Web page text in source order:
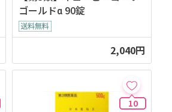
ゴールドα 90錠
2,040円
10